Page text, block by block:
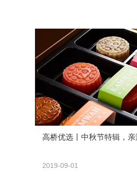
高桥优选丨中秋节特辑，
2019-09-01